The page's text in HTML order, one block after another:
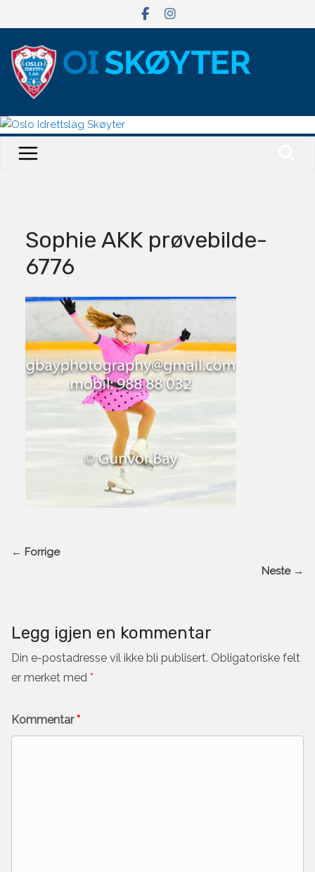
Sophie AKK prøvebilde-
6776
← Forrige
Neste →
Legg igjen en kommentar
Din e-postadresse vil ikke bli publisert. Obligatoriske felt
er merket med *
Kommentar*